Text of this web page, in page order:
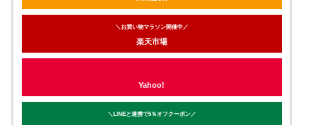
＼お買い物マラソン開催中／
楽天市場
Yahoo!
＼LINEと連携で5％オフクーポン／